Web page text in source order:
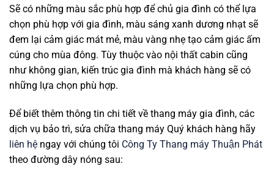
Sẽ có những màu sắc phù hợp để chủ gia đình có thể lựa
chọn phù hợp với gia đình, màu sáng xanh dương nhạt sẽ
đem lại cảm giác mát mẻ, màu vàng nhẹ tạo cảm giác ấm
cúng cho mùa đông. Tùy thuộc vào nội thất cabin cũng
như không gian, kiến trúc gia đình mà khách hàng sẽ có
những lựa chọn phù hợp.
Để biết thêm thông tin chi tiết về thang máy gia đình, các
dịch vụ bảo trì, sửa chữa thang máy Quý khách hàng hãy
liên hệ ngay với chúng tôi Công Ty Thang máy Thuận Phát
theo đường dây nóng sau: